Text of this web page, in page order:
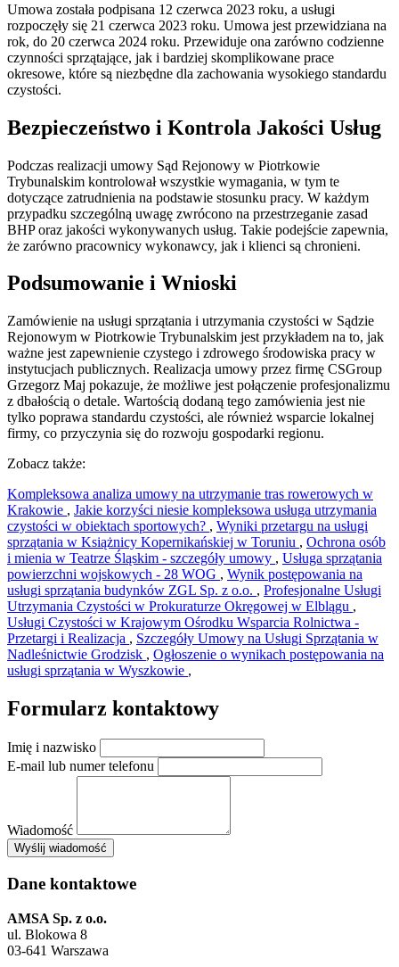
Umowa została podpisana 12 czerwca 2023 roku, a usługi
rozpoczęły się 21 czerwca 2023 roku. Umowa jest przewidziana na
rok, do 20 czerwca 2024 roku. Przewiduje ona zarówno codzienne
czynności sprzątające, jak i bardziej skomplikowane prace
okresowe, które są niezbędne dla zachowania wysokiego standardu
czystości.
Bezpieczeństwo i Kontrola Jakości Usług
Podczas realizacji umowy Sąd Rejonowy w Piotrkowie
Trybunalskim kontrolował wszystkie wymagania, w tym te
dotyczące zatrudnienia na podstawie stosunku pracy. W każdym
przypadku szczególną uwagę zwrócono na przestrzeganie zasad
BHP oraz jakości wykonywanych usług. Takie podejście zapewnia,
że zarówno pracownicy wykonawcy, jak i klienci są chronieni.
Podsumowanie i Wnioski
Zamówienie na usługi sprzątania i utrzymania czystości w Sądzie
Rejonowym w Piotrkowie Trybunalskim jest przykładem na to, jak
ważne jest zapewnienie czystego i zdrowego środowiska pracy w
instytucjach publicznych. Realizacja umowy przez firmę CSGroup
Grzegorz Maj pokazuje, że możliwe jest połączenie profesjonalizmu
z dbałością o detale. Wartością dodaną tego zamówienia jest nie
tylko poprawa standardu czystości, ale również wsparcie lokalnej
firmy, co przyczynia się do rozwoju gospodarki regionu.
Zobacz także:
Kompleksowa analiza umowy na utrzymanie tras rowerowych w
Krakowie , Jakie korzyści niesie kompleksowa usługa utrzymania
czystości w obiektach sportowych? , Wyniki przetargu na usługi
sprzątania w Książnicy Kopernikańskiej w Toruniu , Ochrona osób
i mienia w Teatrze Śląskim - szczegóły umowy , Usługa sprzątania
powierzchni wojskowych - 28 WOG , Wynik postępowania na
usługi sprzątania budynków ZGL Sp. z o.o. , Profesjonalne Usługi
Utrzymania Czystości w Prokuraturze Okręgowej w Elblągu ,
Usługi Czystości w Krajowym Ośrodku Wsparcia Rolnictwa -
Przetargi i Realizacja , Szczegóły Umowy na Usługi Sprzątania w
Nadleśnictwie Grodzisk , Ogłoszenie o wynikach postępowania na
usługi sprzątania w Wyszkowie ,
Formularz kontaktowy
Imię i nazwisko
E-mail lub numer telefonu
Wiadomość
Wyślij wiadomośćAMSA Sp. z o.o. - ul. Blokowa 8, Warszawa
+
−
Dane kontaktowe
AMSA Sp. z o.o.
ul. Blokowa 8
03-641 Warszawa